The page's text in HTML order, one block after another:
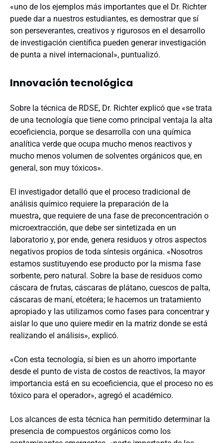
«uno de los ejemplos más importantes que el Dr. Richter
puede dar a nuestros estudiantes, es demostrar que sí
son perseverantes, creativos y rigurosos en el desarrollo
de investigación científica pueden generar investigación
de punta a nivel internacional», puntualizó.
Innovación tecnológica
Sobre la técnica de RDSE, Dr. Richter explicó que «se trata
de una tecnología que tiene como principal ventaja la alta
ecoeficiencia, porque se desarrolla con una química
analítica verde que ocupa mucho menos reactivos y
mucho menos volumen de solventes orgánicos que, en
general, son muy tóxicos».
El investigador detalló que el proceso tradicional de
análisis químico requiere la preparación de la
muestra, que requiere de una fase de preconcentración o
microextracción, que debe ser sintetizada en un
laboratorio y, por ende, genera residuos y otros aspectos
negativos propios de toda síntesis orgánica. «Nosotros
estamos sustituyendo ese producto por la misma fase
sorbente, pero natural. Sobre la base de residuos como
cáscara de frutas, cáscaras de plátano, cuescos de palta,
cáscaras de maní, etcétera; le hacemos un tratamiento
apropiado y las utilizamos como fases para concentrar y
aislar lo que uno quiere medir en la matriz donde se está
realizando el análisis», explicó.
«Con esta tecnología, sí bien es un ahorro importante
desde el punto de vista de costos de reactivos, la mayor
importancia está en su ecoeficiencia, que el proceso no es
tóxico para el operador», agregó el académico.
Los alcances de esta técnica han permitido determinar la
presencia de compuestos orgánicos como los